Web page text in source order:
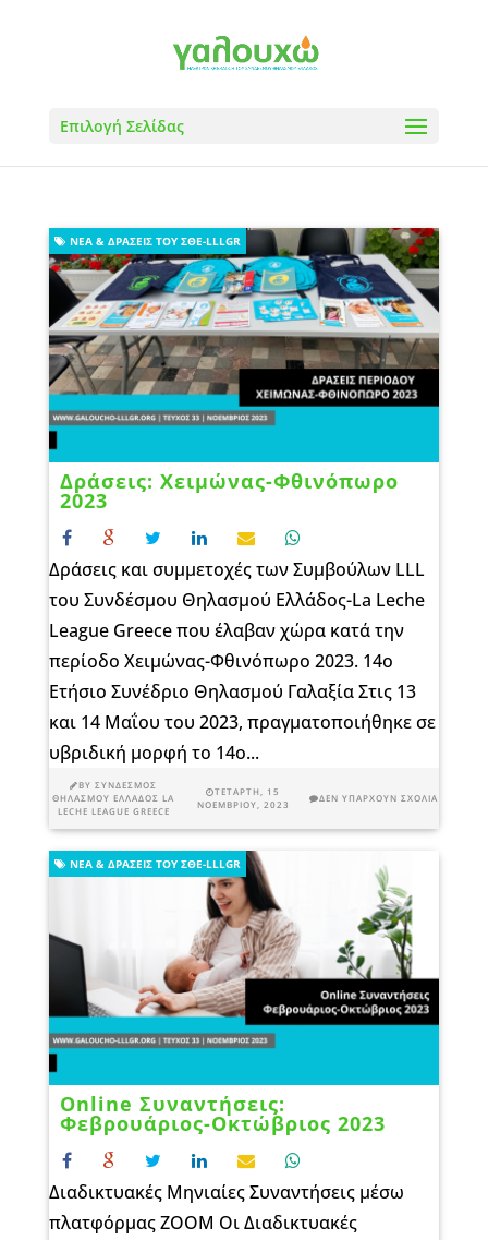
Επιλογή Σελίδας
Δράσεις: Χειμώνας-Φθινόπωρο
2023
ΝΈΑ & ΔΡΆΣΕΙΣ ΤΟΥ ΣΘΕ-LLLGR
Δράσεις και συμμετοχές των Συμβούλων LLL
του Συνδέσμου Θηλασμού Ελλάδος-La Leche
League Greece που έλαβαν χώρα κατά την
περίοδο Χειμώνας-Φθινόπωρο 2023. 14ο
Ετήσιο Συνέδριο Θηλασμού Γαλαξία Στις 13
και 14 Μαΐου του 2023, πραγματοποιήθηκε σε
υβριδική μορφή το 14ο...
BYΣΎΝΔΕΣΜΟΣ
ΘΗΛΑΣΜΟΎ ΕΛΛΆΔΟΣ LA
LECHE LEAGUE GREECE
ΤΕΤΆΡΤΗ, 15
ΝΟΕΜΒΡΊΟΥ, 2023
ΔΕΝ ΥΠΆΡΧΟΥΝ ΣΧΌΛΙΑ
Online Συναντήσεις:
Φεβρουάριος-Οκτώβριος 2023
ΝΈΑ & ΔΡΆΣΕΙΣ ΤΟΥ ΣΘΕ-LLLGR
Διαδικτυακές Μηνιαίες Συναντήσεις μέσω
πλατφόρμας ZOOM Οι Διαδικτυακές